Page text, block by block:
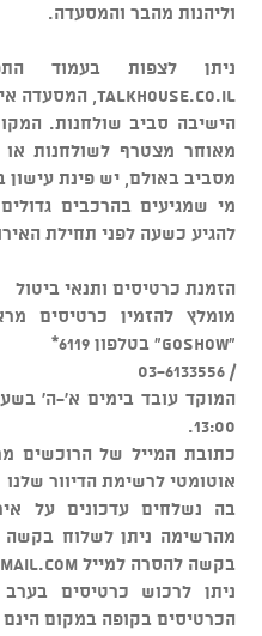
וליהנות מהבר והמסעדה.
talkhouse.co.il, המסעדה אינה כשרה.
הישיבה סביב שולחנות.
מאוחר מצטרף לשולחנות
מסביב באולם, יש פינת עישון
מי שמגיעים בהרכבים
להגיע כשעה לפני תחילת
הזמנת כרטיסים ותנאי ביטול
מומלץ להזמין כרטיסים
"GOSHOW" בטלפון 6119*
/ 03-6133556
13:00.
כתובת המייל של הרוכשים
אוטומטי לרשימת הדיוור שלנו
בה נשלחים עדכונים על
מהרשימה ניתן לשלוח בקשה
בקשה להסרה למייל
ניתן לרכוש כרטיסים
הכרטיסים בקופה במקום הינם